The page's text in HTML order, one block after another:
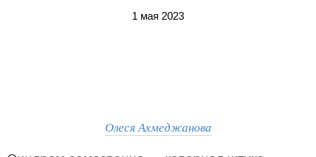
1 мая 2023
Олеся Ахмеджанова